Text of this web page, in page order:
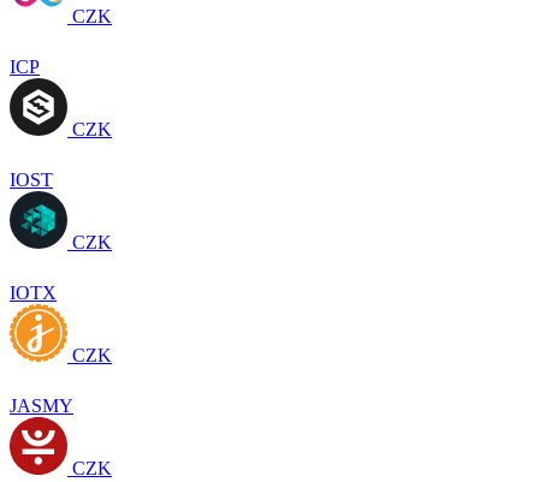
CZK
ICP
CZK
IOST
CZK
IOTX
CZK
JASMY
CZK